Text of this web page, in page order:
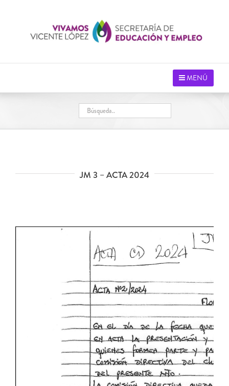
MENÚ
JM 3 – ACTA 2024